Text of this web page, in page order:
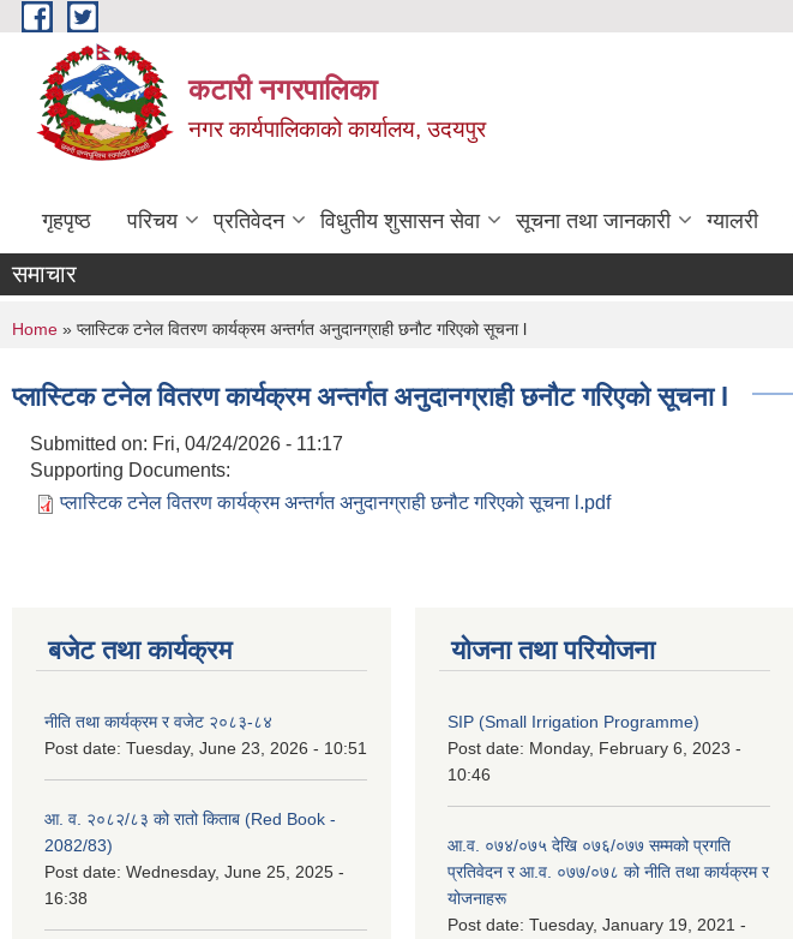
Skip to main content
कटारी नगरपालिका
नगर कार्यपालिकाको कार्यालय, उदयपुर
गृहपृष्ठ परिचय प्रतिवेदन विधुतीय शुसासन सेवा सूचना तथा जानकारी ग्यालरी
समाचार
You are here
Home » प्लास्टिक टनेल वितरण कार्यक्रम अन्तर्गत अनुदानग्राही छनौट गरिएको सूचना l
प्लास्टिक टनेल वितरण कार्यक्रम अन्तर्गत अनुदानग्राही छनौट गरिएको सूचना l
Submitted on: Fri, 04/24/2026 - 11:17
Supporting Documents:
प्लास्टिक टनेल वितरण कार्यक्रम अन्तर्गत अनुदानग्राही छनौट गरिएको सूचना l.pdf
बजेट तथा कार्यक्रम
नीति तथा कार्यक्रम र वजेट २०८३-८४
Post date: Tuesday, June 23, 2026 - 10:51
आ. व. २०८२/८३ को रातो किताब (Red Book -
2082/83)
Post date: Wednesday, June 25, 2025 -
16:38
योजना तथा परियोजना
SIP (Small Irrigation Programme)
Post date: Monday, February 6, 2023 -
10:46
आ.व. ०७४/०७५ देखि ०७६/०७७ सम्मको प्रगति
प्रतिवेदन र आ.व. ०७७/०७८ को नीति तथा कार्यक्रम र
योजनाहरू
Post date: Tuesday, January 19, 2021 -